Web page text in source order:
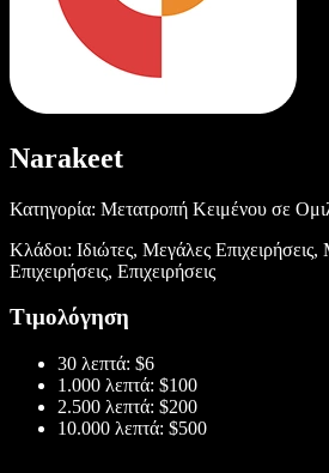
Narakeet
Κατηγορία: Μετατροπή Κειμένου σε
Κλάδοι: Ιδιώτες, Μεγάλες Επιχειρήσεις,
Επιχειρήσεις, Επιχειρήσεις
Τιμολόγηση
30 λεπτά: $6
1.000 λεπτά: $100
2.500 λεπτά: $200
10.000 λεπτά: $500